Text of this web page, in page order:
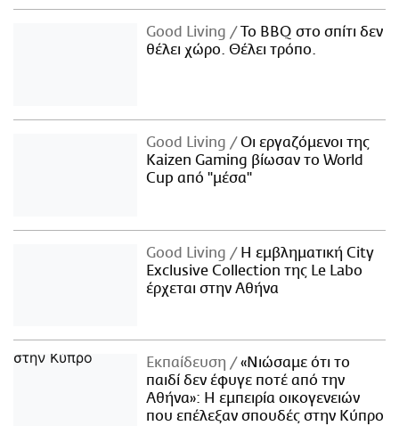
Good Living
Το BBQ στο σπίτι δεν
θέλει χώρο. Θέλει τρόπο.
Good Living
Οι εργαζόμενοι της
Kaizen Gaming βίωσαν το World
Cup από "μέσα"
Good Living
Η εμβληματική City
Exclusive Collection της Le Labo
έρχεται στην Αθήνα
Εκπαίδευση
«Νιώσαμε ότι το
παιδί δεν έφυγε ποτέ από την
Αθήνα»: Η εμπειρία οικογενειών
που επέλεξαν σπουδές στην Κύπρο